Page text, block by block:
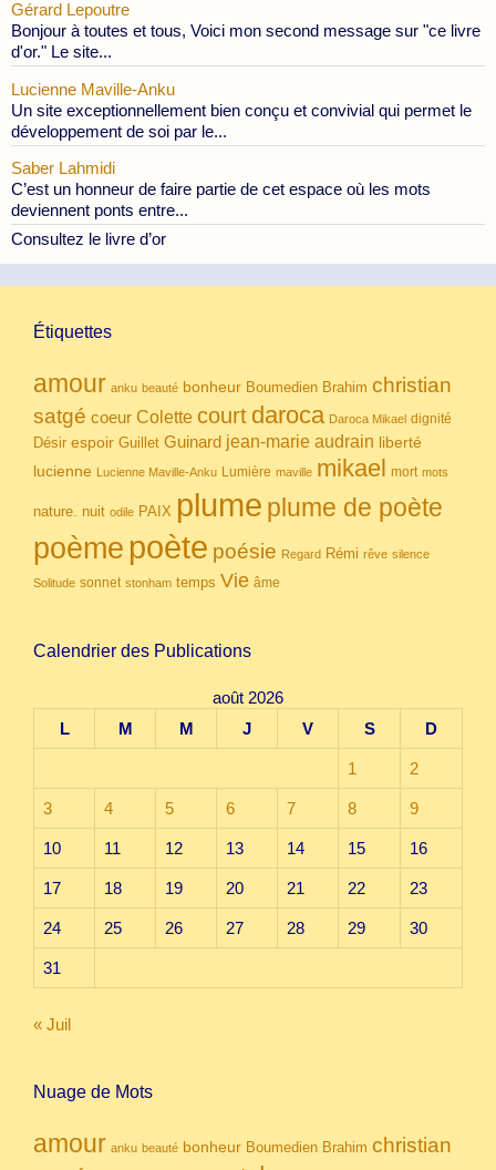
Gérard Lepoutre
Bonjour à toutes et tous, Voici mon second message sur "ce livre
d'or." Le site...
Lucienne Maville-Anku
Un site exceptionnellement bien conçu et convivial qui permet le
développement de soi par le...
Saber Lahmidi
C’est un honneur de faire partie de cet espace où les mots
deviennent ponts entre...
Consultez le livre d’or
Étiquettes
amour anku beauté bonheur Boumedien Brahim christian
satgé coeur Colette court daroca Daroca Mikael dignité
Désir espoir Guillet Guinard jean-marie audrain liberté
lucienne Lucienne Maville-Anku Lumière maville mikael mort mots
nature. nuit odile PAIX plume plume de poète
poème poète poésie Regard Rémi rêve silence
Solitude sonnet stonham temps Vie âme
Calendrier des Publications
août 2026
L
M M J V S D
1 2
3 4 5 6 7 8 9
10 11 12 13 14 15 16
17 18 19 20 21 22 23
24 25 26 27 28 29 30
31
« Juil
Nuage de Mots
amour anku beauté bonheur Boumedien Brahim christian